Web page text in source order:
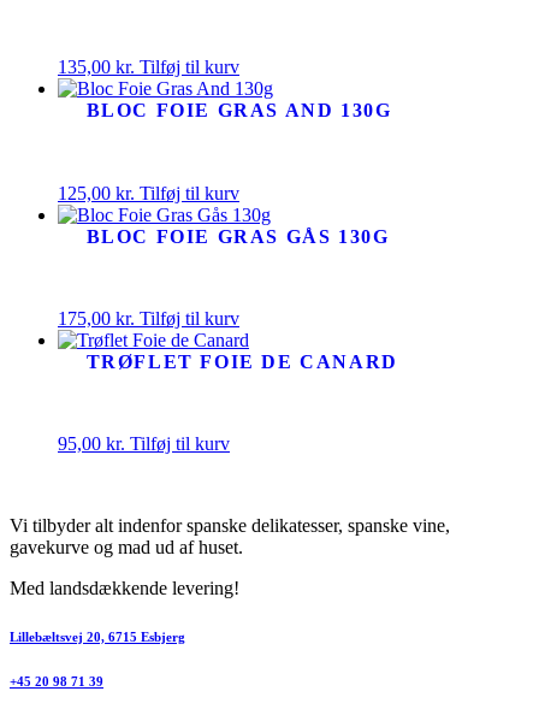
135,00 kr. Tilføj til kurv
BLOC FOIE GRAS AND 130G
125,00 kr. Tilføj til kurv
BLOC FOIE GRAS GÅS 130G
175,00 kr. Tilføj til kurv
TRØFLET FOIE DE CANARD
95,00 kr. Tilføj til kurv
Vi tilbyder alt indenfor spanske delikatesser, spanske vine,
gavekurve og mad ud af huset.
Med landsdækkende levering!
Lillebæltsvej 20, 6715 Esbjerg
+45 20 98 71 39